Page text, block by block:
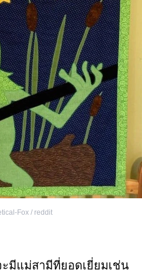
Fox / reddit
มีแม่สามีที่ยอดเยี่ยมเช่น